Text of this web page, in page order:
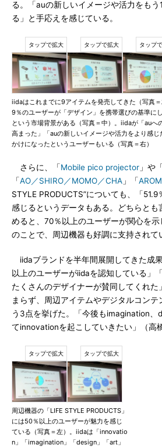
る。「auの新しいイメージや活力をも
る」と手応えを感じている。
iidaはこれまでに9アイテムを発売してきた（写真
9％のユーザーが「デザイン」を携帯選びの基準に
という市場背景がある（写真＝中）。iidaが「auへ
高まった」「auの新しいイメージや活力をより感じ
かけになったというユーザーもいる（写真＝右）
さらに、「Mobile pico projector 」や「
「AO／SHIRO／MOMO／CHA 」「
STYLE PRODUCTS”についても、「
感じるというデータもある。どちらとも
めると、70％以上のユーザーが関心を示
のことで、周辺機器も好調に支持されて
iidaブランドを半年間展開してきた成
以上のユーザーがiidaを認知している」
たくさんのデザイナーが賛同してくれ
まらず、周辺アイテムやデジタルコン
う3点を挙げた。「今後もimagination、
てinnovationを起こしていきたい」（高
周辺機器の「LIFE STYLE PRODUCTS」
には50％以上のユーザーが魅力を感じ
ている（写真＝左）。iidaは「innovatio
n」「imagination」「design」「art」